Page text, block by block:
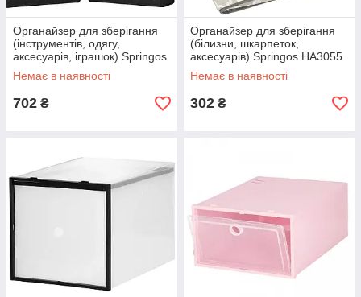
Органайзер для зберігання
(інструментів, одягу,
аксесуарів, іграшок) Springos
HA3116
Немає в наявності
702 ₴
Органайзер для зберігання
(білизни, шкарпеток,
аксесуарів) Springos HA3055
Немає в наявності
302 ₴